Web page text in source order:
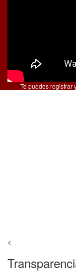
Te puedes registrar
<